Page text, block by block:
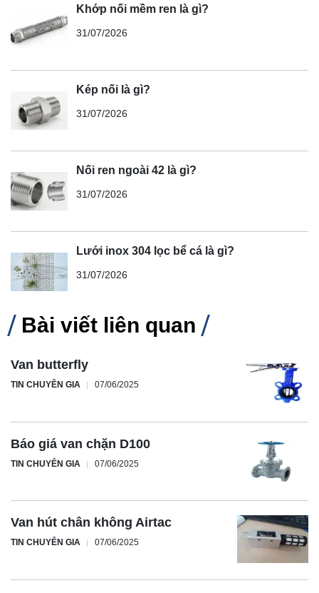
Khớp nối mềm ren là gì?
31/07/2026
Kép nối là gì?
31/07/2026
Nối ren ngoài 42 là gì?
31/07/2026
Lưới inox 304 lọc bể cá là gì?
31/07/2026
Bài viết liên quan
Van butterfly
TIN CHUYÊN GIA 07/06/2025
Báo giá van chặn D100
TIN CHUYÊN GIA 07/06/2025
Van hút chân không Airtac
TIN CHUYÊN GIA 07/06/2025